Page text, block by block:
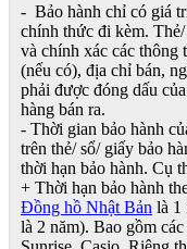
- Bảo hành chỉ có giá
chính thức đi kèm.
và chính xác các thông
(nếu có), địa chỉ bán,
phải được đóng dấu
hàng bán ra.
- Thời gian bảo hành
trên thẻ/ sổ/ giấy bảo
thời hạn bảo hành. Cụ
+ Thời hạn bảo hành
Đồng hồ Nhật Bản là 1
là 2 năm). Bao gồm